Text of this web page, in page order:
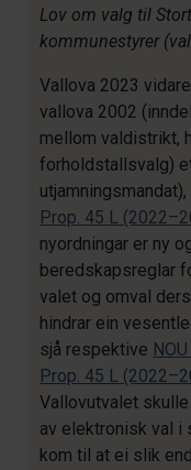
Lov om valg til
kommunestyrer
Vallova 2023
vallova 2002
mellom valdistrikt,
forholdstallsvalg)
utjamningsmandat),
Prop. 45 L
nyordningar er ny
beredskapsreglar
valet og omval
hindrar ein
sjå respektive
Prop. 45 L
Vallovutvalet
av elektronisk val i
kom til at ei slik